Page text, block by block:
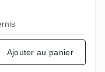
Ajouter au panier